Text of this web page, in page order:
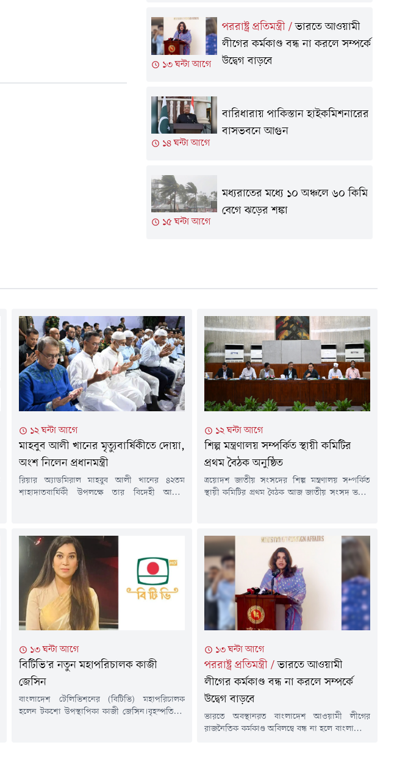
১৩ ঘন্টা আগে
পররাষ্ট্র প্রতিমন্ত্রী/ভারতে আওয়ামী
লীগের কর্মকাণ্ড বন্ধ না করলে সম্পর্কে
উদ্বেগ বাড়বে
১৪ ঘন্টা আগে
বারিধারায় পাকিস্তান হাইকমিশনারের
বাসভবনে আগুন
১৫ ঘন্টা আগে
মধ্যরাতের মধ্যে ১০ অঞ্চলে ৬০ কিমি
বেগে ঝড়ের শঙ্কা
১২ ঘন্টা আগে
মাহবুব আলী খানের মৃত্যুবার্ষিকীতে দোয়া,
অংশ নিলেন প্রধানমন্ত্রী
রিয়ার অ্যাডমিরাল মাহবুব আলী খানের ৪২তম
শাহাদাতবার্ষিকী উপলক্ষে তার বিদেহী আত্মার
ভবনে' তার পরিবারের পক্ষ থেকে এই দোয়া
মাহফিলের আয়োজন করা হয়।প্রধানমন্ত্রী তারেক
রহমান এবং শহীদ মাহবুব আলী খানের কন্যা ও
প্রধানমন্ত্রীর...
১২ ঘন্টা আগে
শিল্প মন্ত্রণালয় সম্পর্কিত স্থায়ী কমিটির
প্রথম বৈঠক অনুষ্ঠিত
ত্রয়োদশ জাতীয় সংসদের শিল্প মন্ত্রণালয় সম্পর্কিত
স্থায়ী কমিটির প্রথম বৈঠক আজ জাতীয় সংসদ ভবনে
গুরুত্বারোপ করা হয়।পাশাপাশি, উন্নয়ন প্রকল্পসমূহ
নির্ধারিত সময়ের মধ্যে সম্পন্ন করা, বরাদ্দের যথাযথ
ব্যবহার নিশ্চিত করা, শিল্পখাতের প্রতিযোগিতা
সক্ষমতা...
১৩ ঘন্টা আগে
বিটিভি'র নতুন মহাপরিচালক কাজী
জেসিন
বাংলাদেশ টেলিভিশনের (বিটিভি) মহাপরিচালক
হলেন টকশো উপস্থাপিকা কাজী জেসিন।বৃহস্পতিবার
১৩ ঘন্টা আগে
পররাষ্ট্র প্রতিমন্ত্রী /ভারতে আওয়ামী
লীগের কর্মকাণ্ড বন্ধ না করলে সম্পর্কে
উদ্বেগ বাড়বে
ভারতে অবস্থানরত বাংলাদেশ আওয়ামী লীগের
রাজনৈতিক কর্মকাণ্ড অবিলম্বে বন্ধ না হলে বাংলাদেশ-